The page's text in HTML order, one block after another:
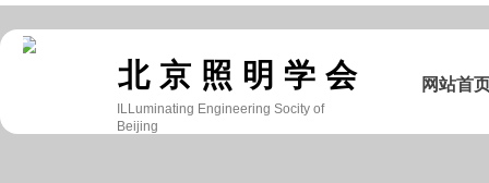
网站首
ILLuminating Engineering Socity of
Beijing
双击此处添加文字
北京照明学会